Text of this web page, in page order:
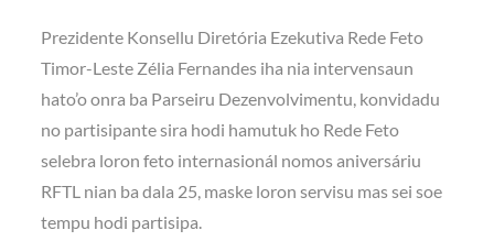
Prezidente Konsellu Diretória Ezekutiva Rede Feto
Timor-Leste Zélia Fernandes iha nia intervensaun
hato’o onra ba Parseiru Dezenvolvimentu, konvidadu
no partisipante sira hodi hamutuk ho Rede Feto
selebra loron feto internasionál nomos aniversáriu
RFTL nian ba dala 25, maske loron servisu mas sei soe
tempu hodi partisipa.